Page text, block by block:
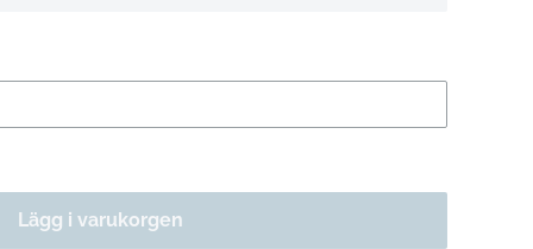
Lägg i varukorgen